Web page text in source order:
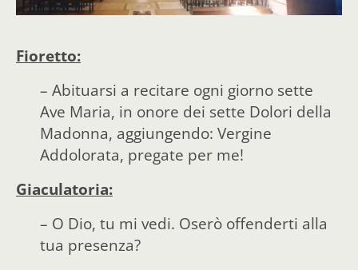
Fioretto:
– Abituarsi a recitare ogni giorno sette
Ave Maria, in onore dei sette Dolori della
Madonna, aggiungendo: Vergine
Addolorata, pregate per me!
Giaculatoria:
– O Dio, tu mi vedi. Oserò offenderti alla
tua presenza?